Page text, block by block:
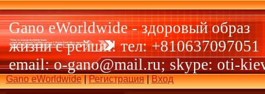
Gano eWorldwide - здоровый образ
жизни с рейши! тел: +810637097051
email: o-gano@mail.ru; skype: oti-
Gano eWorldwide|Регистрация|Вход